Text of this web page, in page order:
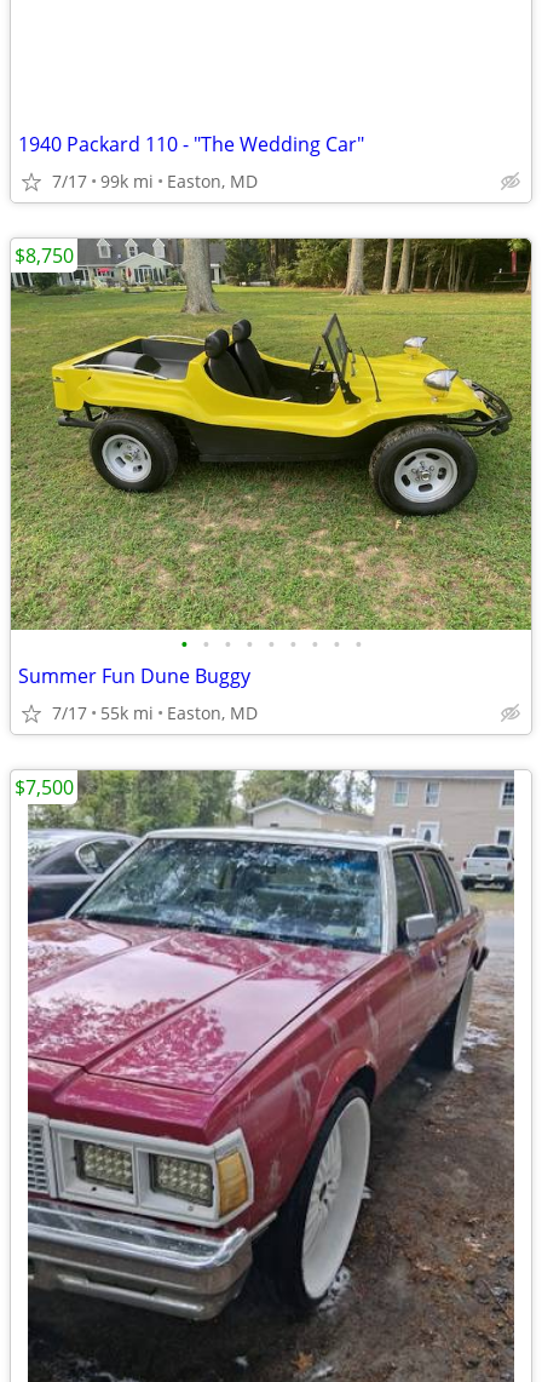
1940 Packard 110 - "The Wedding Car"
7/17 99k mi Easton, MD
• • • • • • • • •
Summer Fun Dune Buggy
7/17 55k mi Easton, MD
$8,750
$7,500